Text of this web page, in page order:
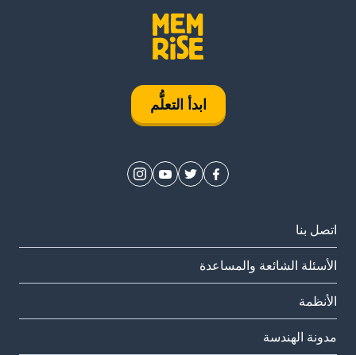
ابدأ التعلُّم
اتصل بنا
الأسئلة الشائعة والمساعدة
الأنظمة
مدونة الهندسة